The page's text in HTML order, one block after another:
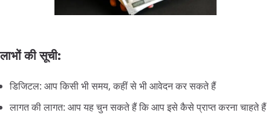
लाभोंकीसूची:
डिजिटल: आप किसी भी समय, कहीं से भी आवेदन कर सकते हैं
लागत की लागत: आप यह चुन सकते हैं कि आप इसे कैसे प्राप्त करना चाहते हैं